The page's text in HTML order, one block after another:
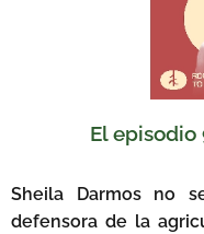
El episodio
Sheila Darmos no
defensora de la